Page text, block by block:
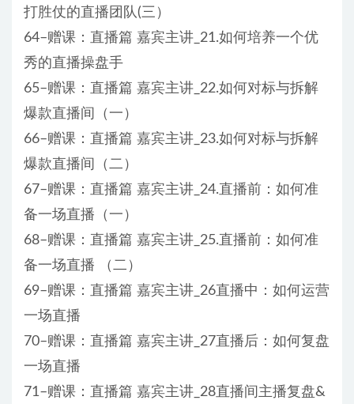
打胜仗的直播团队(三）
64–赠课：直播篇 嘉宾主讲_21.如何培养一个优
秀的直播操盘手
65–赠课：直播篇 嘉宾主讲_22.如何对标与拆解
爆款直播间（一）
66–赠课：直播篇 嘉宾主讲_23.如何对标与拆解
爆款直播间（二）
67–赠课：直播篇 嘉宾主讲_24.直播前：如何准
备一场直播（一）
68–赠课：直播篇 嘉宾主讲_25.直播前：如何准
备一场直播 （二）
69–赠课：直播篇 嘉宾主讲_26直播中：如何运营
一场直播
70–赠课：直播篇 嘉宾主讲_27直播后：如何复盘
一场直播
71–赠课：直播篇 嘉宾主讲_28直播间主播复盘&